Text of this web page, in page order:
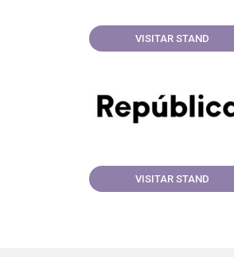
VISITAR STAND
VISITAR STAND